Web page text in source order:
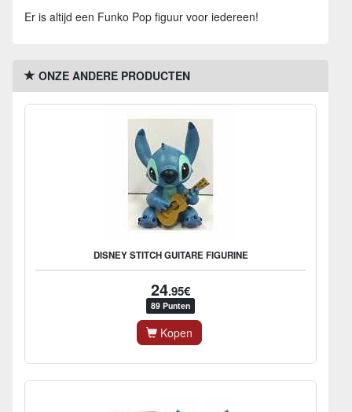
Er is altijd een Funko Pop figuur voor iedereen!
ONZE ANDERE PRODUCTEN
DISNEY STITCH GUITARE FIGURINE
24.95€
89 Punten
Kopen